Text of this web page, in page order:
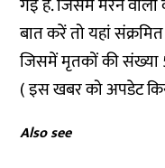
गई है. जिसमें मरने वालों
बात करें तो यहां
जिसमें मृतकों की संख्या
( इस खबर को अपडेट
Also see